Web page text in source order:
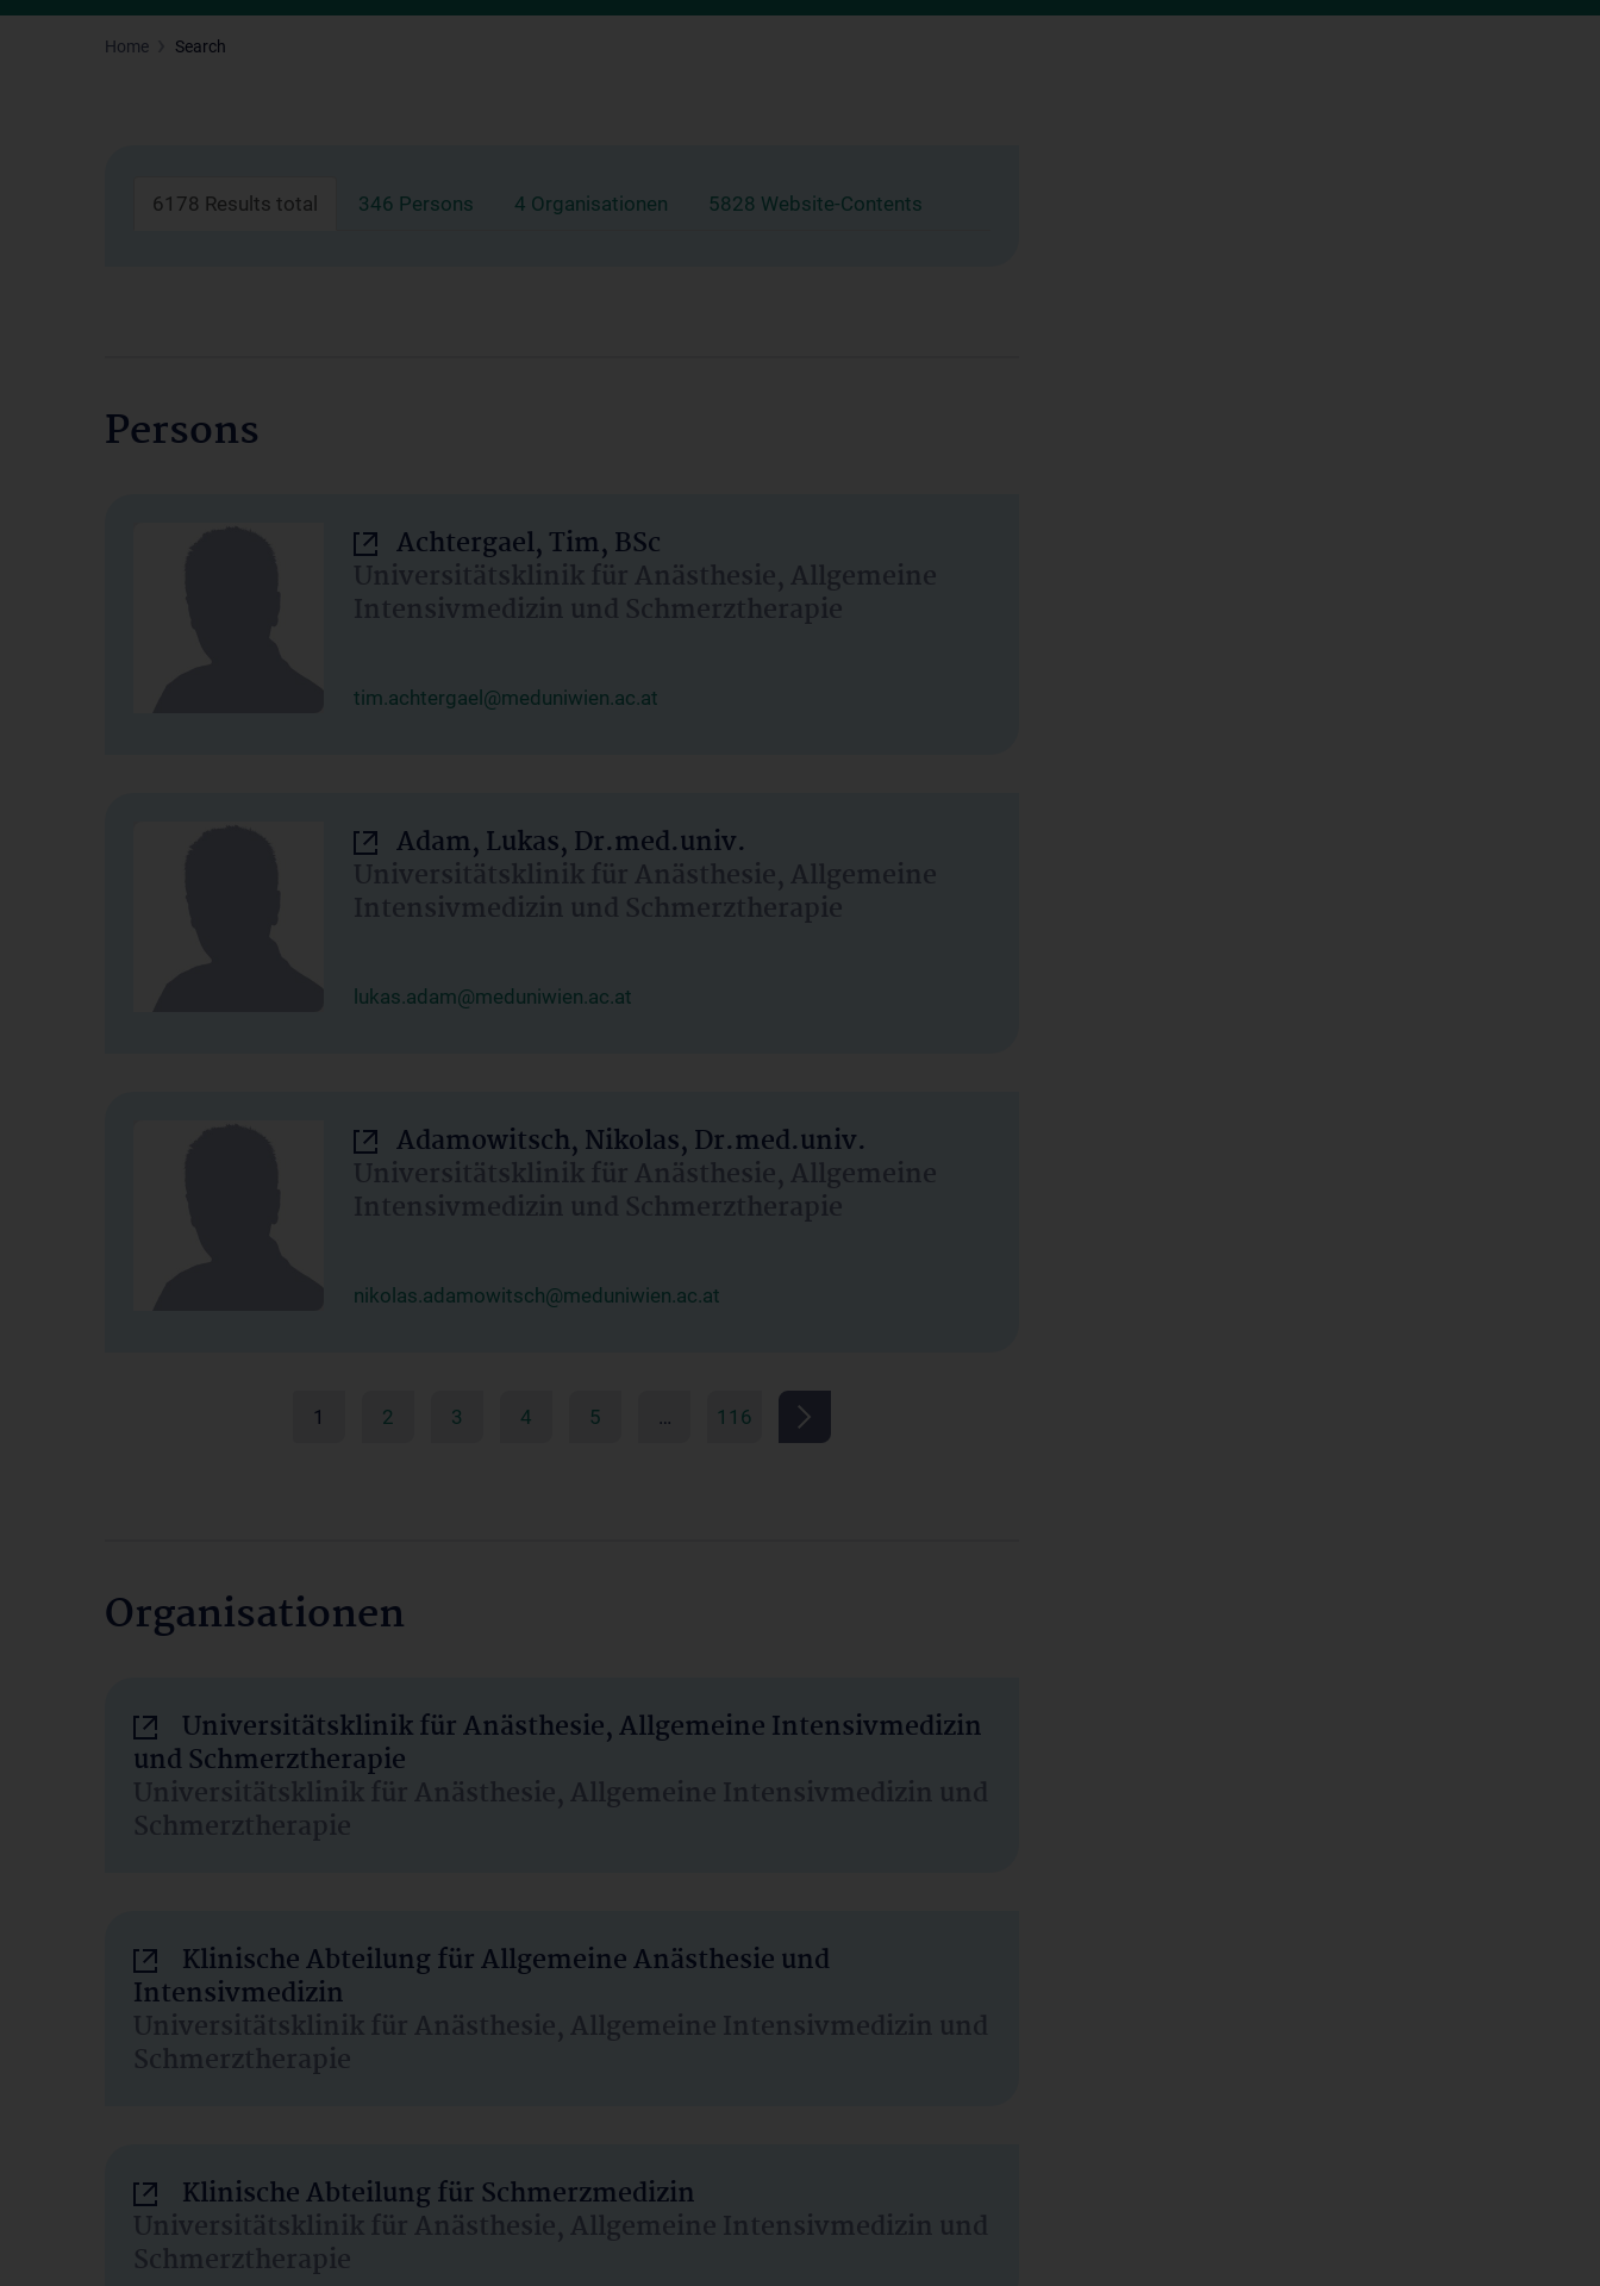
Home Search
6178 Results total 346 Persons 4 Organisationen 5828 Website-Contents
Persons
Achtergael, Tim, BSc
Universitätsklinik für Anästhesie, Allgemeine
Intensivmedizin und Schmerztherapie
tim.achtergael@meduniwien.ac.at
Adam, Lukas, Dr.med.univ.
Universitätsklinik für Anästhesie, Allgemeine
Intensivmedizin und Schmerztherapie
lukas.adam@meduniwien.ac.at
Adamowitsch, Nikolas, Dr.med.univ.
Universitätsklinik für Anästhesie, Allgemeine
Intensivmedizin und Schmerztherapie
nikolas.adamowitsch@meduniwien.ac.at
1 2 3 4 5 … 116
Organisationen
Universitätsklinik für Anästhesie, Allgemeine Intensivmedizin
und Schmerztherapie
Universitätsklinik für Anästhesie, Allgemeine Intensivmedizin und
Schmerztherapie
Klinische Abteilung für Allgemeine Anästhesie und
Intensivmedizin
Universitätsklinik für Anästhesie, Allgemeine Intensivmedizin und
Schmerztherapie
Klinische Abteilung für Schmerzmedizin
Universitätsklinik für Anästhesie, Allgemeine Intensivmedizin und
Schmerztherapie